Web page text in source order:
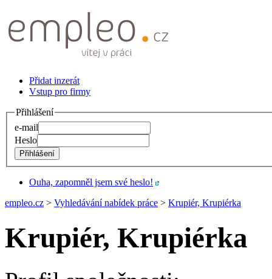
Přidat inzerát
Vstup pro firmy
Přihlášení
e-mail
Heslo
Ouha, zapomněl jsem své heslo!
empleo.cz > Vyhledávání nabídek práce > Krupiér, Krupiérka
Krupiér, Krupiérka